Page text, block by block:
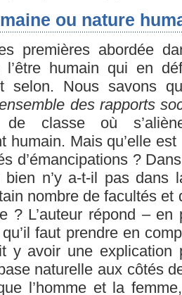
ou nature
premières abordée
l’être humain qui en
selon. Nous savons
des rapports
de classe où
humain. Mais qu’elle
d’émancipations ?
bien n’y a-t-il pas dans
nombre de facultés
? L’auteur répond –
faut prendre en
y avoir une explication
naturelle aux côtés
l’homme et la